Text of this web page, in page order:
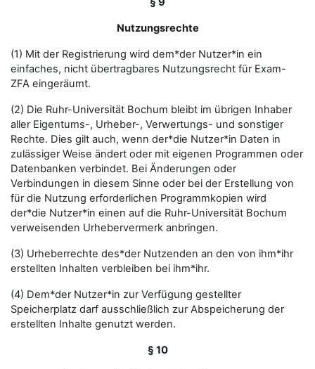
Nutzungsrechte
(1) Mit der Registrierung wird dem*der Nutzer*in ein
einfaches, nicht übertragbares Nutzungsrecht für Exam-
ZFA eingeräumt.
(2) Die Ruhr-Universität Bochum bleibt im übrigen Inhaber
aller Eigentums-, Urheber-, Verwertungs- und sonstiger
Rechte. Dies gilt auch, wenn der*die Nutzer*in Daten in
zulässiger Weise ändert oder mit eigenen Programmen oder
Datenbanken verbindet. Bei Änderungen oder
Verbindungen in diesem Sinne oder bei der Erstellung von
für die Nutzung erforderlichen Programmkopien wird
der*die Nutzer*in einen auf die Ruhr-Universität Bochum
verweisenden Urhebervermerk anbringen.
(3) Urheberrechte des*der Nutzenden an den von ihm*ihr
erstellten Inhalten verbleiben bei ihm*ihr.
(4) Dem*der Nutzer*in zur Verfügung gestellter
Speicherplatz darf ausschließlich zur Abspeicherung der
erstellten Inhalte genutzt werden.
§ 10